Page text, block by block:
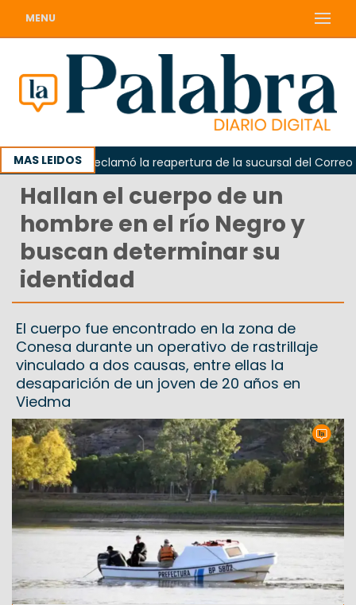
MENU
MAS LEIDOS
Odarda reclamó la reapertura de la sucursal del Correo
Hallan el cuerpo de un
hombre en el río Negro y
buscan determinar su
identidad
El cuerpo fue encontrado en la zona de
Conesa durante un operativo de rastrillaje
vinculado a dos causas, entre ellas la
desaparición de un joven de 20 años en
Viedma